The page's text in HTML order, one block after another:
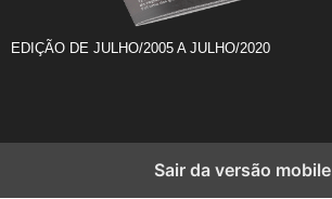
EDIÇÃO DE JULHO/2005 A JULHO/2020
Sair da versão mobile